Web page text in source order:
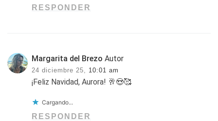
RESPONDER
Margarita del Brezo Autor
24 diciembre 25, 10:01 am
¡Feliz Navidad, Aurora! 🥂😍🥰
Cargando...
RESPONDER